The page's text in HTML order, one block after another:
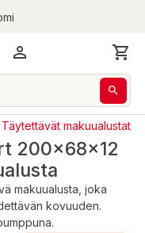
Täytettävät makuualustat
200x68x12
makuualusta, joka
kovuuden.